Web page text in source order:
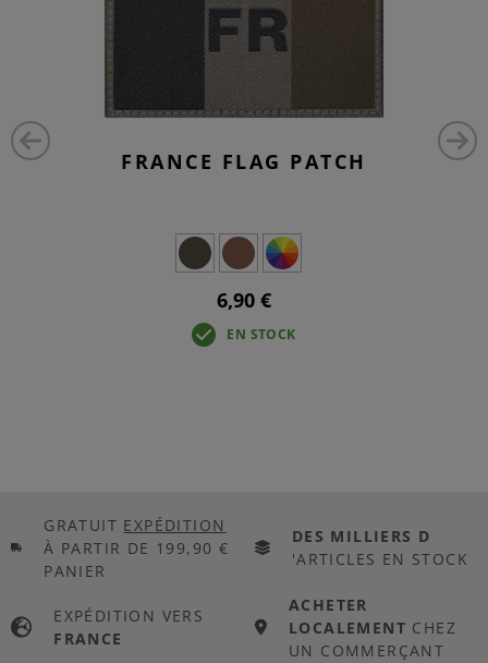
FRANCE FLAG PATCH
6,90 €
EN STOCK
GRATUIT EXPÉDITION
À PARTIR DE 199,90 €
PANIER
DES MILLIERS D
'ARTICLES EN STOCK
EXPÉDITION VERS
FRANCE
ACHETER
LOCALEMENT CHEZ
UN COMMERÇANT